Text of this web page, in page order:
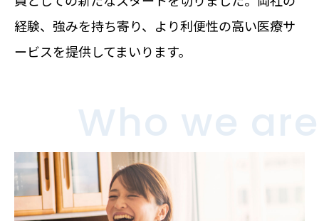
経験、強みを持ち寄り、より利便性の高い医療サ
ービスを提供してまいります。
Who we are